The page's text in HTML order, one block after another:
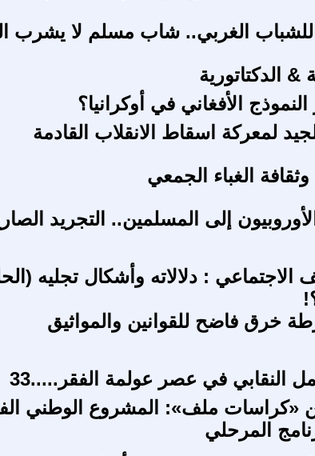
الغربي.. شاب مسلم لا يشرب
& الدكتاتورية
الأفغاني في أوكرانيا؟
لمعركة اسقاط الانقلاب القادمة
الغباء الجمعي
إلى المسلمين.. التجريد
الاجتماعي : دلالاته وأشكال تجليه
خرق فاضح للقوانين والمواثيق
النقابي في عصر عولمة الفقر.....33
57 من «كراسات ملف»: المشروع الوطني
المرحلي